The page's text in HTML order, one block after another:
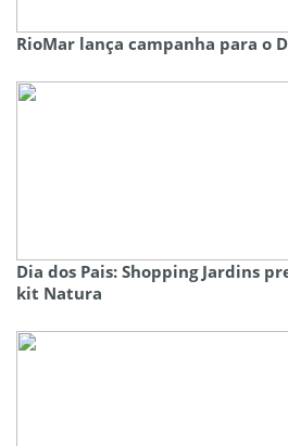
RioMar lança campanha para o
Dia dos Pais: Shopping Jardins
kit Natura